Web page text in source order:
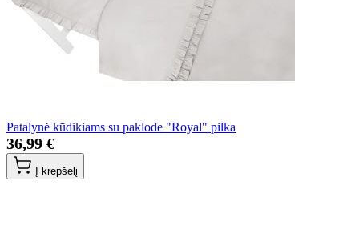
Patalynė kūdikiams su paklode "Royal" pilka
36,99 €
Į krepšelį